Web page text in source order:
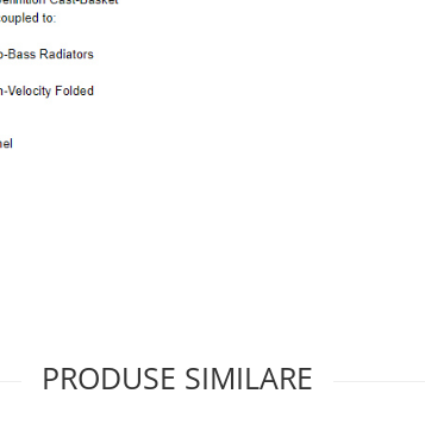
PRODUSE SIMILARE